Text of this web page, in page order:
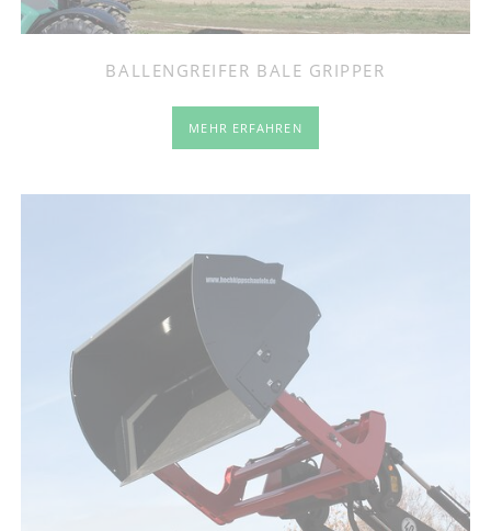
BALLENGREIFER BALE GRIPPER
MEHR ERFAHREN